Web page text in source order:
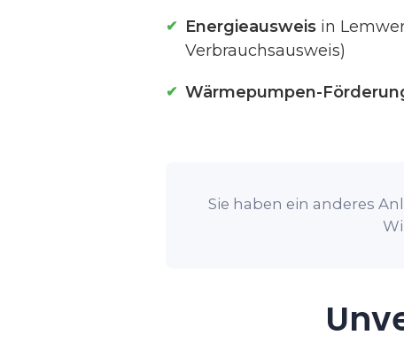
Energieausweis in
Verbrauchsausweis)
Wärmepumpen-
Sie haben ein anderes